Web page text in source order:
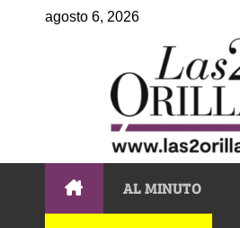
agosto 6, 2026
AL MINUTO